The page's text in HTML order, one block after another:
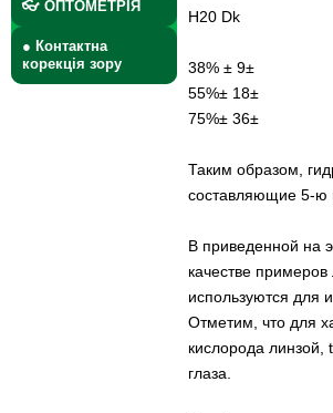
👓 ОПТОМЕТРІЯ
● Контактна
корекція зору
Н20 Dk
38% ± 9±
55%± 18±
75%± 36±
Таким образом,
составляющие 5-ю
В приведенной на
качестве
используются для
Отметим, что для
кислорода линзой,
глаза.